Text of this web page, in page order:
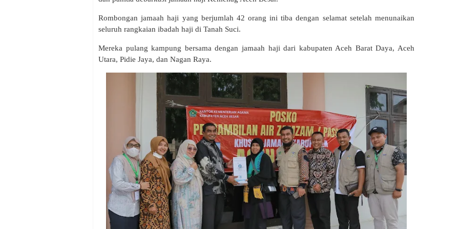
Rombongan jamaah haji yang berjumlah 42 orang ini tiba dengan selamat setelah menunaikan
seluruh rangkaian ibadah haji di Tanah Suci.
Mereka pulang kampung bersama dengan jamaah haji dari kabupaten Aceh Barat Daya, Aceh
Utara, Pidie Jaya, dan Nagan Raya.